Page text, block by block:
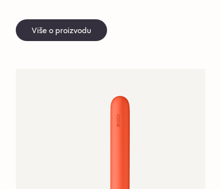
Više o proizvodu